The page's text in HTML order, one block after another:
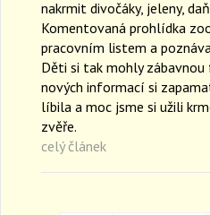
nakrmit divočáky, jeleny,
Komentovaná prohlídka
pracovním listem a
Děti si tak mohly
nových informací si
líbila a moc jsme si užili
zvěře.
celý článek